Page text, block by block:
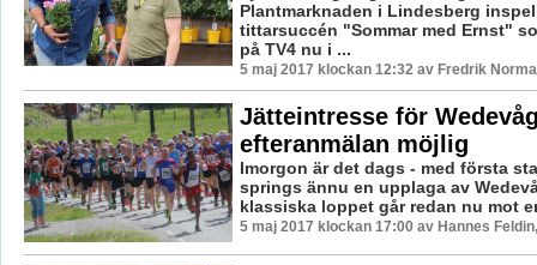
Plantmarknaden i Lindesberg
tittarsuccén "Sommar med Ernst"
på TV4 nu i ...
5 maj 2017 klockan 12:32 av Fredrik
Jätteintresse för
efteranmälan möjlig
Imorgon är det dags - med första
springs ännu en upplaga av
klassiska loppet går redan nu mot
5 maj 2017 klockan 17:00 av Hannes